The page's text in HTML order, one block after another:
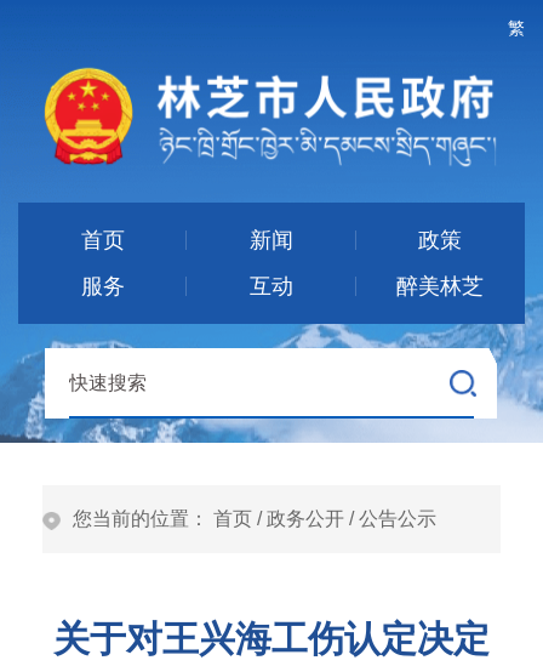
繁
首页 新闻
政策
服务
互动 醉美林芝
您当前的位置： 首页 /政务公开 /公告公示
关于对王兴海工伤认定决定